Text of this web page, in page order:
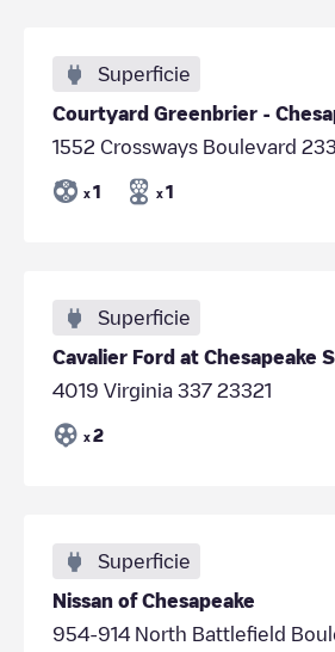
Superficie
Courtyard Greenbrier -
1552 Crossways Boulevard
x 1 x 1
Superficie
Cavalier Ford at Chesapeake
4019 Virginia 337 23321
x 2
Superficie
Nissan of Chesapeake
954-914 North Battlefield